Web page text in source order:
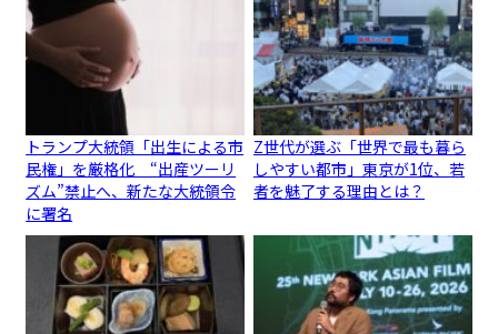
トランプ大統領「出生による市
民権」を厳格化 “出産ツーリ
ズム”禁止へ、新たな大統領令
に署名
Z世代が選ぶ「世界で最も暮ら
しやすい都市」東京が1位、若
者を魅了する理由とは？